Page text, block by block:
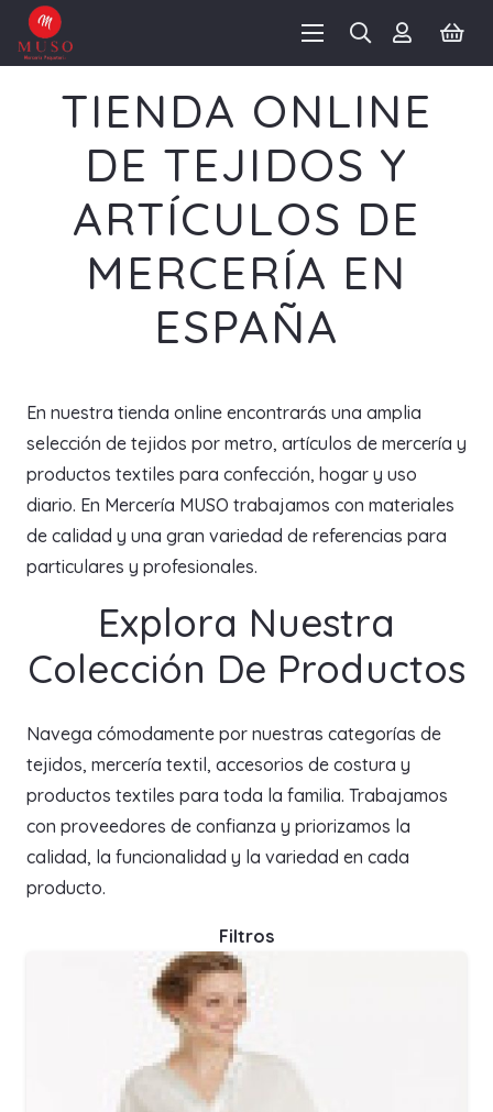
TIENDA ONLINE
DE TEJIDOS Y
ARTÍCULOS DE
MERCERÍA EN
ESPAÑA
En nuestra tienda online encontrarás una amplia
selección de tejidos por metro, artículos de mercería y
productos textiles para confección, hogar y uso
diario. En Mercería MUSO trabajamos con materiales
de calidad y una gran variedad de referencias para
particulares y profesionales.
Explora Nuestra
Colección De Productos
Navega cómodamente por nuestras categorías de
tejidos, mercería textil, accesorios de costura y
productos textiles para toda la familia. Trabajamos
con proveedores de confianza y priorizamos la
calidad, la funcionalidad y la variedad en cada
producto.
Filtros